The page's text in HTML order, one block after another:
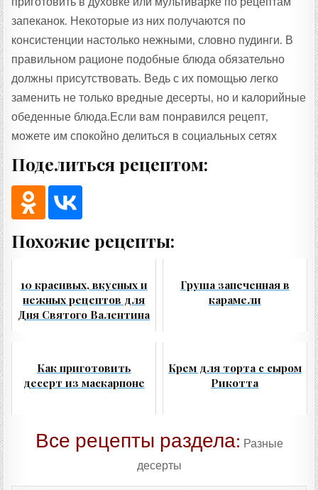
запеканок. Некоторые из них получаются по
консистенции настолько нежными, словно пудинги. В
правильном рационе подобные блюда обязательно
должны присутствовать. Ведь с их помощью легко
заменить не только вредные десерты, но и калорийные
обеденные блюда.Если вам понравился рецепт,
можете им спокойно делиться в социальных сетях
Поделиться рецептом:
Похожие рецепты:
10 красивых, вкусных и
нежных рецептов для
Дня Святого Валентина
Груша запеченная в
карамели
Как приготовить
десерт из маскарпоне
Крем для торта с сыром
Рикотта
Все рецепты раздела: Разные
десерты